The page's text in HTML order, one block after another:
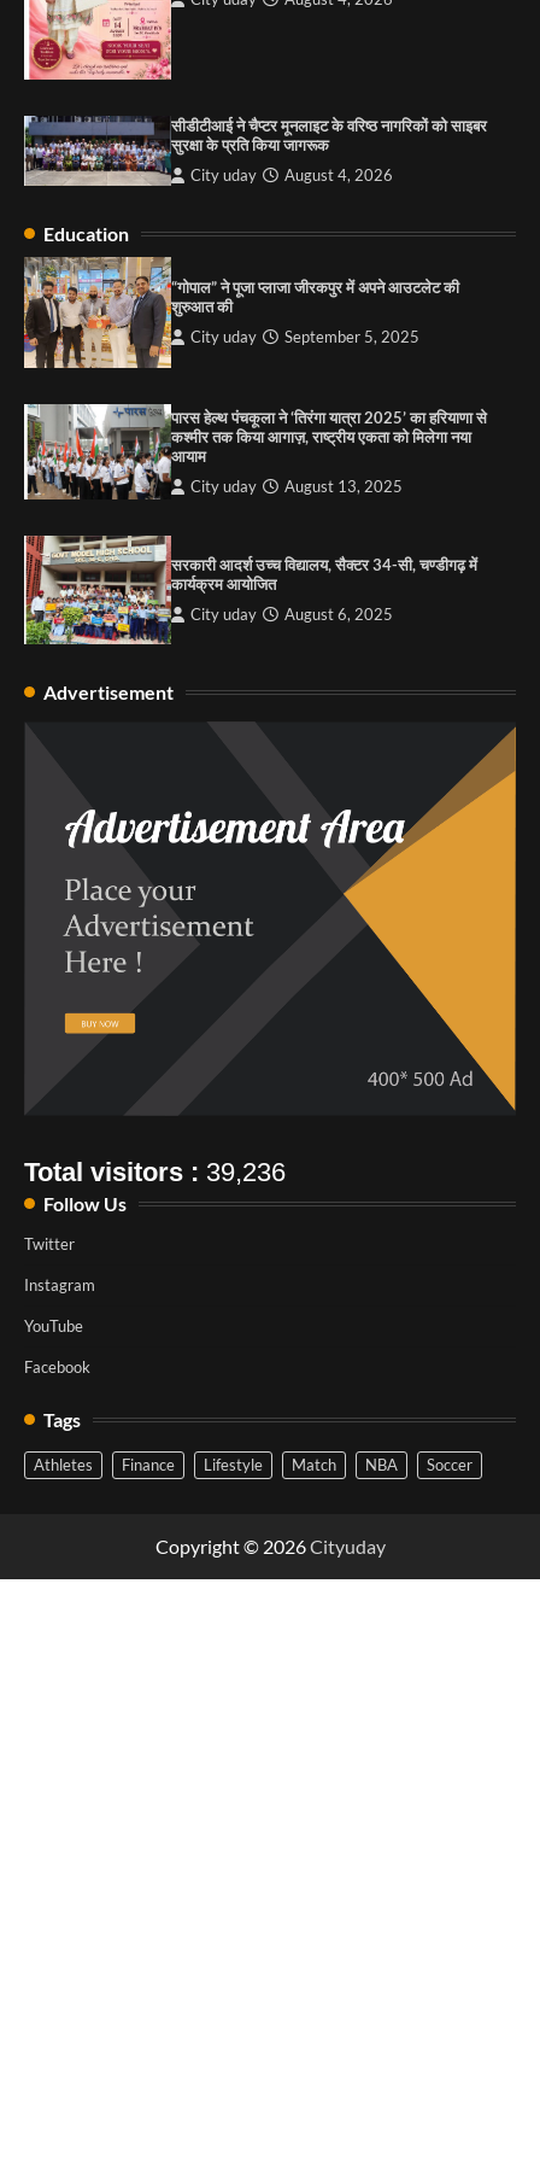
2
3
City uday August 6, 2025
की कसम: देवशाली
City uday
सीडीटीआई ने चैप्टर मूनलाइट के वरिष्ठ नागरिकों को साइबर
सुरक्षा के प्रति किया जागरूक
City uday August 4, 2026
Education
“गोपाल” ने पूजा प्लाजा जीरकपुर में अपने आउटलेट की
शुरुआत की
City uday September 5, 2025
पारस हेल्थ पंचकूला ने ‘तिरंगा यात्रा 2025’ का हरियाणा से
कश्मीर तक किया आगाज़, राष्ट्रीय एकता को मिलेगा नया
आयाम
City uday August 13, 2025
सरकारी आदर्श उच्च विद्यालय, सैक्टर 34-सी, चण्डीगढ़ में
कार्यक्रम आयोजित
City uday August 6, 2025
Advertisement
Total visitors : 39,236
Follow Us
Twitter
Instagram
YouTube
Facebook
Tags
Athletes Finance Lifestyle Match NBA Soccer
Copyright © 2026Cityuday